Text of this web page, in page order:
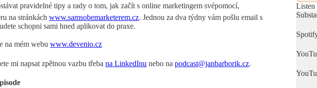
pravidelné tipy a rady o tom, jak začít s online marketingem svépomocí,
na stránkách ⁠www.samsobemarketerem.cz⁠. Jednou za dva týdny vám pošlu email s
schopni sami hned aplikovat do praxe.
na mém webu ⁠www.devenio.cz⁠
mi napsat zpětnou vazbu třeba ⁠na LinkedInu⁠ nebo na ⁠podcast@janbarborik.cz⁠.
Listen